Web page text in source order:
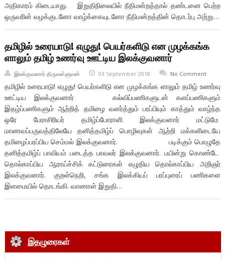
அதிகாரம் கிடையாது. இறுதிநிலையில் நீதிமன்றத்தால் தண்டனை பெற்ற
ஒருவரின் வழக்குடனோ வாழ்க்கையுடனோ நீதிமன்றத்தின் தொடர்பு அற்று…
தமிழில் உரையாடு! எழுது! பெயர்களிடு என முழக்கங்க
ளாலும் தமிழ் உணர்வு ஊட்டிய இலக்குவனார்
இலக்குவனார் திருவள்ளுவன் 03 September 2018 No Comment
தமிழில் உரையாடு! எழுது! பெயர்களிடு என முழக்கங்க ளாலும் தமிழ் உணர்வு
ஊட்டிய இலக்குவனார் கல்விப்பணிகளுடன் களப்பணிகளும்
இதழ்ப்பணிகளும் ஆற்றித் தமிழை வளர்த்தும் பரப்பியும் காத்தும் வாழ்ந்த
ஒரே பேராசிரியர் தமிழ்ப்போராளி இலக்குவனார் மட்டுமே
மாணவப்பருவத்திலேயே தனித்தமிழ்ப் பொழிவுகள் ஆற்றி மக்களிடையே
தமிழைப்பரப்பிய செம்மல் இலக்குவனார். படிக்கும் பொழுதே
தனித்தமிழ்ப் பாவியம் படைத்த பாவலர் இலக்குவனார். பயின்று கொண்டே
தொல்காப்பிய ஆராய்ச்சிக் கட்டுரைகள் எழுதிய தொல்காப்பிய அறிஞர்
இலக்குவனார். குறள்நெறி, சங்க இலக்கியப் பரப்புரைப் பணிகளை
இளமையில் தொடங்கி. வாணாள் இறுதி…
இதழுரைகள்